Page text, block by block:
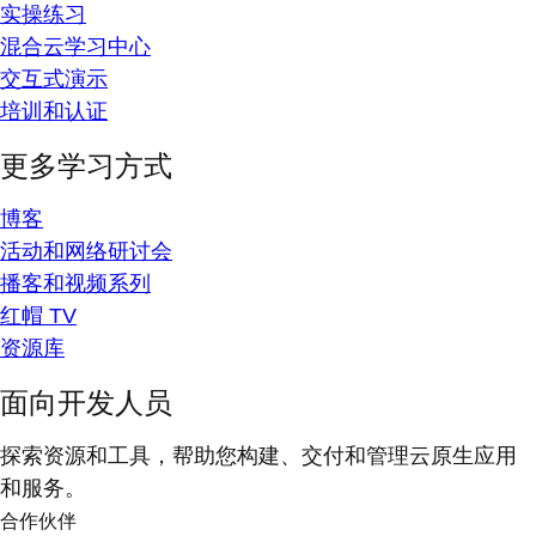
实操练习
混合云学习中心
交互式演示
培训和认证
更多学习方式
博客
活动和网络研讨会
播客和视频系列
红帽 TV
资源库
面向开发人员
探索资源和工具，帮助您构建、交付和管理云原生应用
和服务。
合作伙伴